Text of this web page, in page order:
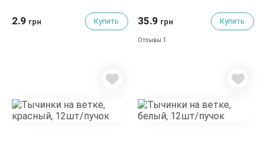
2.9 грн Купить 35.9 грн Купить
Отзывы 1